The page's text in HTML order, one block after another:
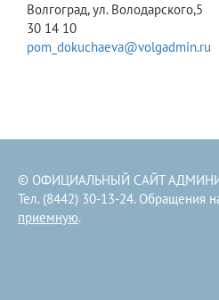
Волгоград, ул. Володарского,5
30 14 10
pom_dokuchaeva@volgadmin.ru
© ОФИЦИАЛЬНЫЙ САЙТ
Тел. (8442) 30-13-24. Обращения
приемную.